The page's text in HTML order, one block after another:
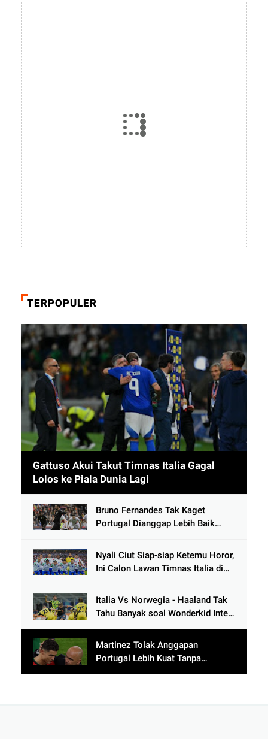
TERPOPULER
Gattuso Akui Takut Timnas Italia Gagal
Lolos ke Piala Dunia Lagi
Bruno Fernandes Tak Kaget
Portugal Dianggap Lebih Baik
Cetak 9 Gol
Nyali Ciut Siap-siap Ketemu Horor,
Ini Calon Lawan Timnas Italia di
Italia Vs Norwegia - Haaland Tak
Tahu Banyak soal Wonderkid Inter
Martinez Tolak Anggapan
Portugal Lebih Kuat Tanpa
Ronaldo usai Bantai Tim Berposisi